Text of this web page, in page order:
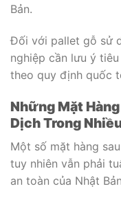
Bản.
Đối với pallet gỗ sử
nghiệp cần lưu ý
theo quy định quốc
Những Mặt
Dịch Trong
Một số mặt hàng
tuy nhiên vẫn phải
an toàn của Nhật